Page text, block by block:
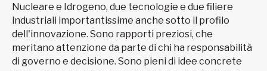
Nucleare e Idrogeno, due tecnologie e due filiere
industriali importantissime anche sotto il profilo
dell'innovazione. Sono rapporti preziosi, che
meritano attenzione da parte di chi ha responsabilità
di governo e decisione. Sono pieni di idee concrete